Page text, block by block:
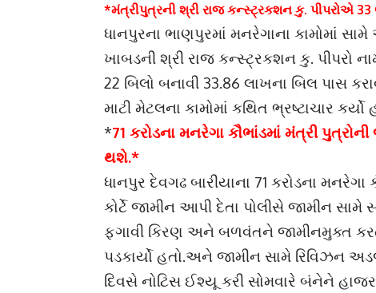
*મંત્રીપુત્રની શ્રી રાજ કન્સ્ટ્રકશન કુ. પીપરોએ
ધાનપુરના ભાણપુરમાં મનરેગાના કામોમાં
ખાબડની શ્રી રાજ કન્સ્ટ્રકશન કુ. પીપરો
22 બિલો બનાવી 33.86 લાખના બિલ પાસ
માટી મેટલના કામોમાં કથિત ભ્રષ્ટાચાર
*71 કરોડના મનરેગા કૌભાંડમાં મંત્રી
થશે.*
ધાનપુર દેવગઢ બારીયાના 71 કરોડના
કોર્ટે જામીન આપી દેતા પોલીસે જામીન સામે
ફગાવી કિરણ અને બળવંતને જામીનમુક્ત
પડકાર્યો હતો.અને જામીન સામે રિવિઝન
દિવસે નોટિસ ઈશ્યૂ કરી સોમવારે બંનેને